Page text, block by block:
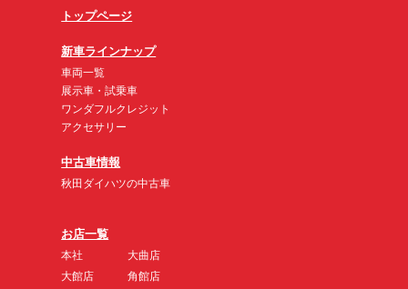
トップページ
新車ラインナップ
車両一覧
展示車・試乗車
ワンダフルクレジット
アクセサリー
中古車情報
秋田ダイハツの中古車
お店一覧
本社
大館店
大曲店
角館店